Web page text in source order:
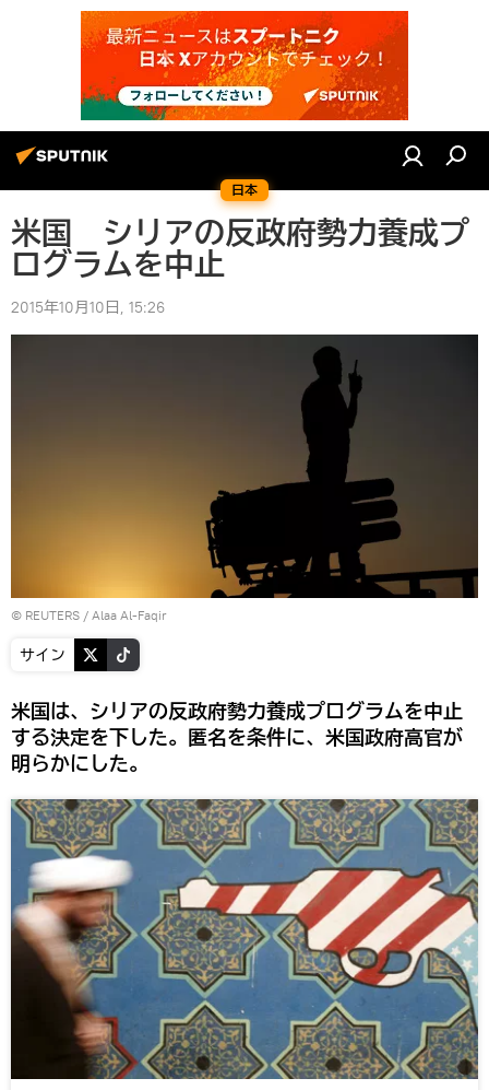
日本
米国 シリアの反政府勢力養成プ
ログラムを中止
2015年10月10日, 15:26
© REUTERS / Alaa Al-Faqir
サイン
米国は、シリアの反政府勢力養成プログラムを中止
する決定を下した。匿名を条件に、米国政府高官が
明らかにした。